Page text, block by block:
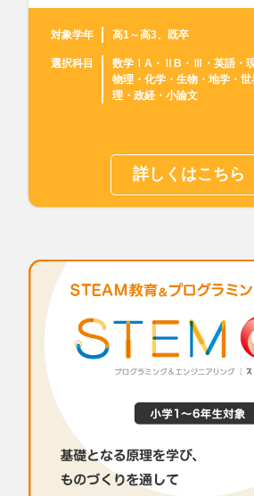
対象学年 高1～高3、既卒
選択科目
数学ⅠA・ⅡB・Ⅲ・英語・
物理・化学・生物・地学・
理・政経・小論文
詳しくはこちら